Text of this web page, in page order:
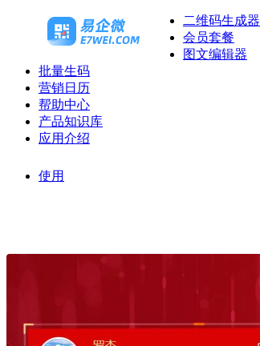
二维码生成器
会员套餐
图文编辑器
批量生码
营销日历
帮助中心
产品知识库
应用介绍
使用